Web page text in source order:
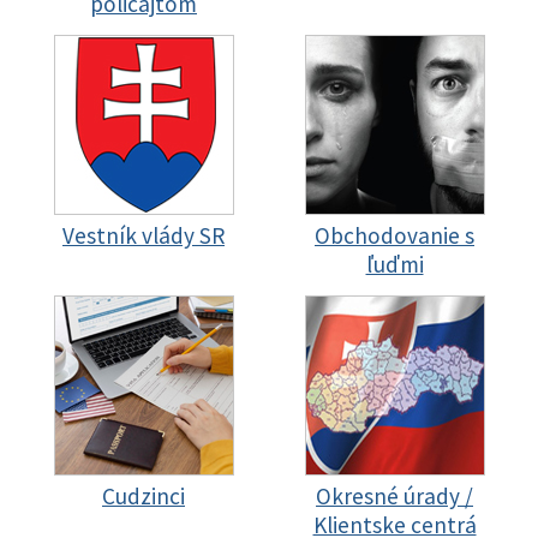
Vestník vlády SR
Obchodovanie s
ľuďmi
Cudzinci
Okresné úrady /
Klientske centrá